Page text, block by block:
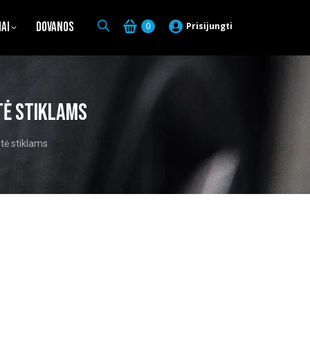
Dovanos 0 Prisijungti
stiklams
stiklams